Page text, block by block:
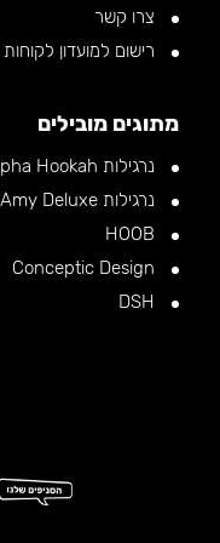
צרו קשר
רישום למועדון לקוחות
מתוגים מובילים
נרגילות Alpha Hookah
נרגילות Amy Deluxe